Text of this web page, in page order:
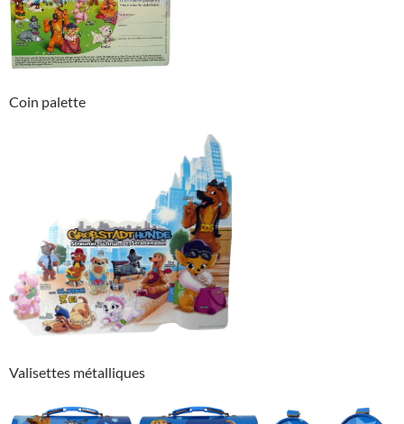
Coin palette
Valisettes métalliques